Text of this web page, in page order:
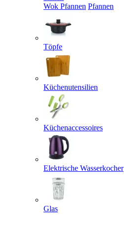
Wok Pfannen Pfannen
Töpfe
Küchenutensilien
Küchenaccessoires
Elektrische Wasserkocher
Glas